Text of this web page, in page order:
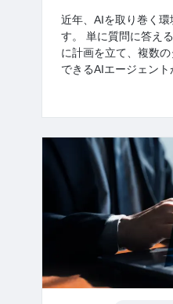
近年、AIを取り巻く
す。 単に質問に答え
に計画を立て、複数
できるAIエージェント